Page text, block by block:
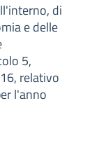
di
e delle
5,
relativo
l'anno